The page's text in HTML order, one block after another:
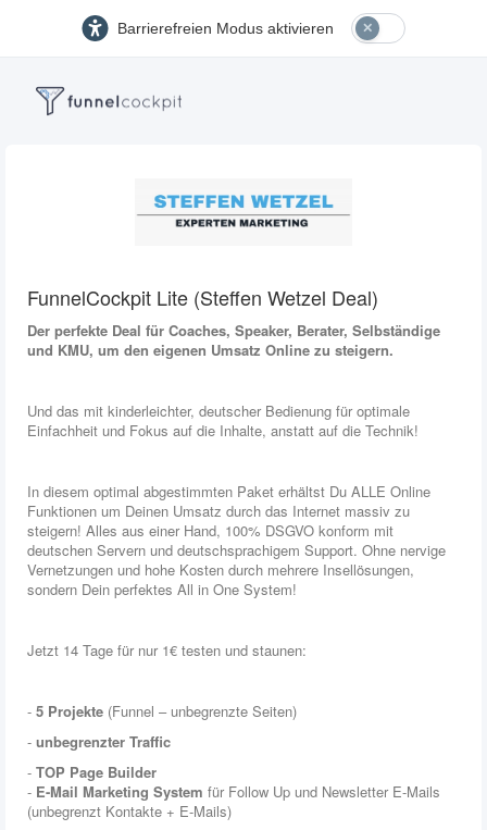
Barrierefreien Modus aktivieren
FunnelCockpit Lite (Steffen Wetzel Deal)
Der perfekte Deal für Coaches, Speaker, Berater, Selbständige
und KMU, um den eigenen Umsatz Online zu steigern.
Und das mit kinderleichter, deutscher Bedienung für optimale
Einfachheit und Fokus auf die Inhalte, anstatt auf die Technik!
In diesem optimal abgestimmten Paket erhältst Du ALLE Online
Funktionen um Deinen Umsatz durch das Internet massiv zu
steigern! Alles aus einer Hand, 100% DSGVO konform mit
deutschen Servern und deutschsprachigem Support. Ohne nervige
Vernetzungen und hohe Kosten durch mehrere Insellösungen,
sondern Dein perfektes All in One System!
Jetzt 14 Tage für nur 1€ testen und staunen:
- 5 Projekte (Funnel – unbegrenzte Seiten)
- unbegrenzter Traffic
- TOP Page Builder
- E-Mail Marketing System für Follow Up und Newsletter E-Mails
(unbegrenzt Kontakte + E-Mails)